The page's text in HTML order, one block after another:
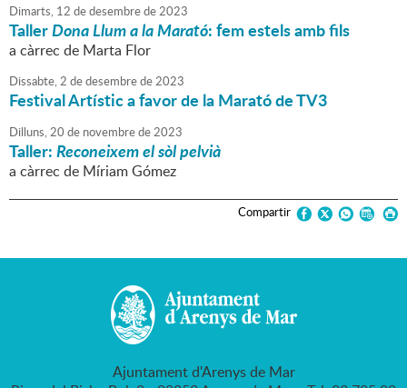
Dimarts, 12 dedesembrede2023
TallerDona Llum a la Marató: fem estels amb fils
a càrrec de Marta Flor
Dissabte,2 dedesembrede2023
Festival Artístic a favor de la Marató de TV3
Dilluns,20 de novembrede2023
Taller:Reconeixem el sòl pelvià
a càrrec de Míriam Gómez
Compartir
Ajuntament d'Arenys de Mar